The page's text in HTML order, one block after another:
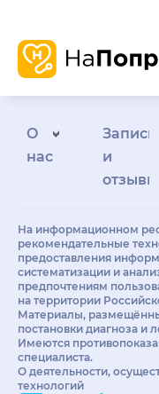
О
нас
Запись
и
отзывы
На информационном
рекомендательные
предоставления
систематизации и
предпочтениям
на территории
Материалы,
постановки диагноза и
Имеются
специалиста.
О деятельности,
технологий